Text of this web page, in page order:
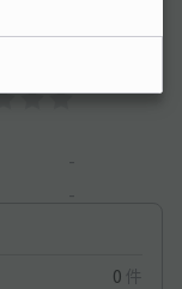
-
-
0 件